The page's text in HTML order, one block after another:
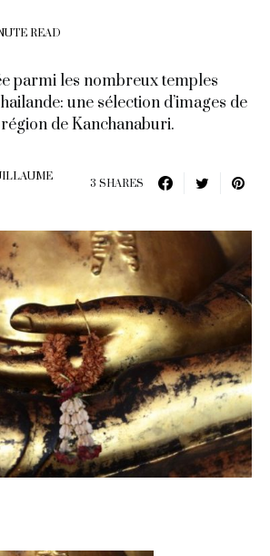
READ
parmi les nombreux temples
une sélection d’images de
de Kanchanaburi.
3 SHARES